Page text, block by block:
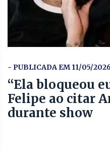
- PUBLICADA EM 11/05/
“Ela bloqueou
Felipe ao citar
durante show